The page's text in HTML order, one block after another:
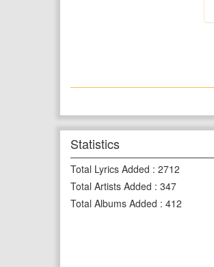
Statistics
Total Lyrics Added : 2712
Total Artists Added : 347
Total Albums Added : 412